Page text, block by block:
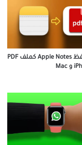
كيفية حفظ Apple Notes كملف PDF